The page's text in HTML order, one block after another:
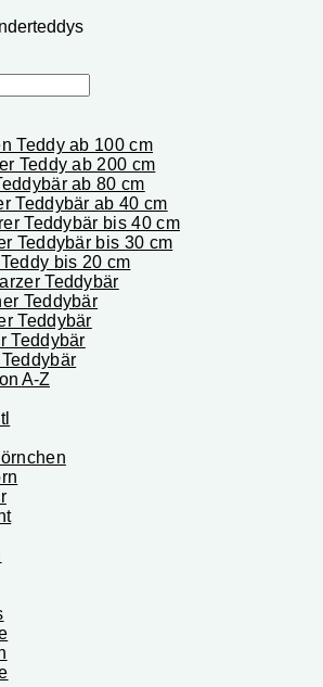
Teddy ab 100 cm
Teddy ab 200 cm
ab 80 cm
Teddybär ab 40 cm
Teddybär bis 40 cm
Teddybär bis 30 cm
bis 20 cm
Teddybär
Teddybär
Teddybär
Teddybär
A-Z